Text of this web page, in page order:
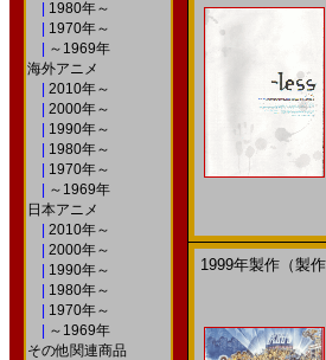
1980年～
1970年～
～1969年
海外アニメ
2010年～
2000年～
1990年～
1980年～
1970年～
～1969年
日本アニメ
2010年～
2000年～
1990年～
1980年～
1970年～
～1969年
その他関連商品
1999年製作（製